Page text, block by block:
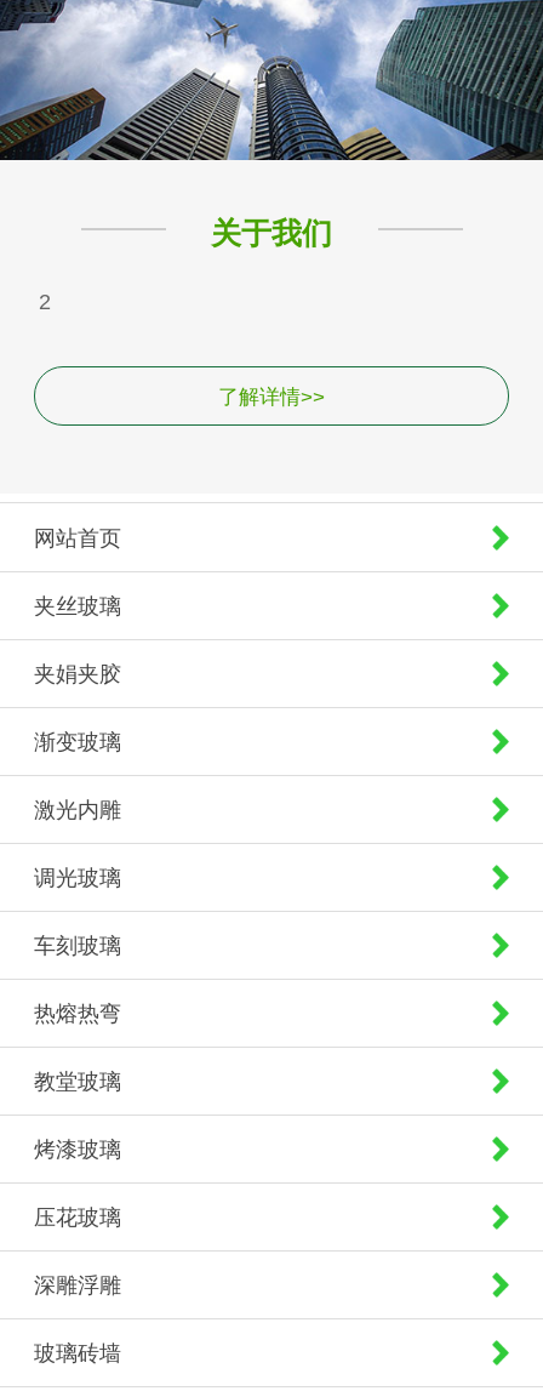
关于我们
2
了解详情>>
网站首页
夹丝玻璃
夹娟夹胶
渐变玻璃
激光内雕
调光玻璃
车刻玻璃
热熔热弯
教堂玻璃
烤漆玻璃
压花玻璃
深雕浮雕
玻璃砖墙